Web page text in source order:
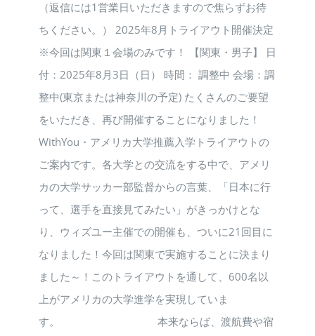
（返信には1営業日いただきますので焦らずお待
ちください。） 2025年8月トライアウト開催決定
※今回は関東１会場のみです！ 【関東・男子】 日
付：2025年8月3日（日） 時間： 調整中 会場：調
整中(東京または神奈川の予定) たくさんのご要望
をいただき、再び開催することになりました！
WithYou・アメリカ大学推薦入学トライアウトの
ご案内です。各大学との交流をする中で、アメリ
カの大学サッカー部監督からの言葉、「日本に行
って、選手を直接見てみたい」がきっかけとな
り、ウィズユー主催での開催も、ついに21回目に
なりました！今回は関東で実施することに決まり
ました～！このトライアウトを通して、600名以
上がアメリカの大学進学を実現していま
す。 本来ならば、渡航費や宿